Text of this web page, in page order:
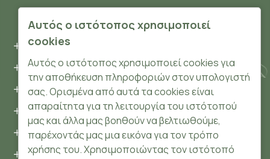
ΠΛΗΡΟΦΟΡΊΕΣ
Όροι και συνθήκες
Προσωπικά δεδομένα
Ασφάλεια
Τρόποι Πληρωμής
Τρόποι Αποστολής
Επιστροφές Προϊόντων
Αυτός ο ιστότοπος χρησιμοποιεί
cookies
Αυτός ο ιστότοπος χρησιμοποιεί cookies για
την αποθήκευση πληροφοριών στον υπολογιστή
σας. Ορισμένα από αυτά τα cookies είναι
απαραίτητα για τη λειτουργία του ιστότοπού
μας και άλλα μας βοηθούν να βελτιωθούμε,
παρέχοντάς μας μια εικόνα για τον τρόπο
χρήσης του. Χρησιμοποιώντας τον ιστότοπό